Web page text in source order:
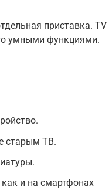
приставка. TV
умными функциями.
старым ТВ.
и на смартфонах